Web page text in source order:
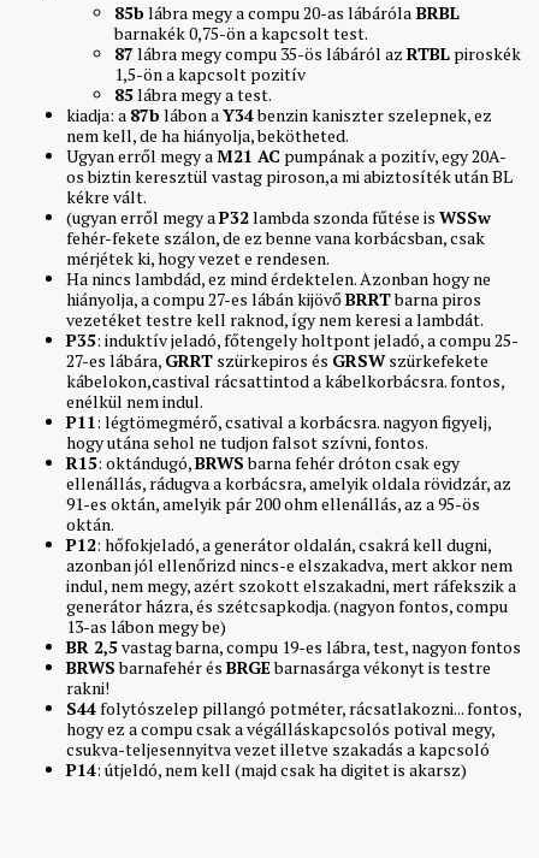
85b lábra megy a compu 20-as lábáróla BRBL
barnakék 0,75-ön a kapcsolt test.
87 lábra megy compu 35-ös lábáról az RTBL piroskék
1,5-ön a kapcsolt pozitív
85lábra megy a test.
kiadja: a 87b lábon aY34benzin kaniszter szelepnek, ez
nem kell, de ha hiányolja, bekötheted.
Ugyan erről megy aM21 AC pumpának a pozitív, egy 20A-
os biztin keresztül vastag piroson,a mi abiztosíték után BL
kékre vált.
(ugyan erről megy aP32lambda szonda fűtése is WSSw
fehér-fekete szálon, de ez benne vana korbácsban, csak
mérjétek ki, hogy vezet e rendesen.
Ha nincs lambdád, ez mind érdektelen. Azonban hogy ne
hiányolja, a compu 27-es lábán kijövőBRRTbarna piros
vezetéket testre kell raknod, így nem keresi a lambdát.
P35: induktív jeladó, főtengely holtpont jeladó, a compu 25-
27-es lábára, GRRT szürkepiros és GRSWszürkefekete
kábelokon,castival rácsattintod a kábelkorbácsra. fontos,
enélkül nem indul.
P11: légtömegmérő, csatival a korbácsra. nagyon figyelj,
hogy utána sehol ne tudjon falsot szívni, fontos.
R15: oktándugó,BRWSbarna fehér dróton csak egy
ellenállás, rádugva a korbácsra, amelyik oldala rövidzár, az
91-es oktán, amelyik pár 200 ohm ellenállás, az a 95-ös
oktán.
P12: hőfokjeladó, a generátor oldalán, csakrá kell dugni,
azonban jól ellenőrizd nincs-e elszakadva, mert akkor nem
indul, nem megy, azért szokott elszakadni, mert ráfekszik a
generátor házra, és szétcsapkodja. (nagyon fontos, compu
13-as lábon megy be)
BR 2,5vastag barna, compu 19-es lábra, test, nagyon fontos
BRWSbarnafehér és BRGEbarnasárga vékonyt is testre
rakni!
S44folytószelep pillangó potméter, rácsatlakozni... fontos,
hogy ez a compu csak a végálláskapcsolós potival megy,
csukva-teljesennyitva vezet illetve szakadás a kapcsoló
P14: útjeldó, nem kell (majd csak ha digitet is akarsz)